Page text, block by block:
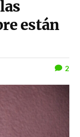
están
2